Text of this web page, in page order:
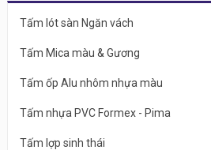
Tấm lót sàn Ngăn vách
Tấm Mica màu & Gương
Tấm ốp Alu nhôm nhựa màu
Tấm nhựa PVC Formex - Pima
Tấm lợp sinh thái